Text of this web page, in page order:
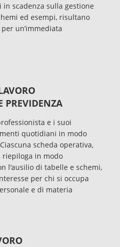
scadenza sulla gestione
ed esempi, risultano
un’immediata
PREVIDENZA
e i suoi
quotidiani in modo
scheda operativa,
riepiloga in modo
l'ausilio di tabelle e schemi,
per chi si occupa
e di materia